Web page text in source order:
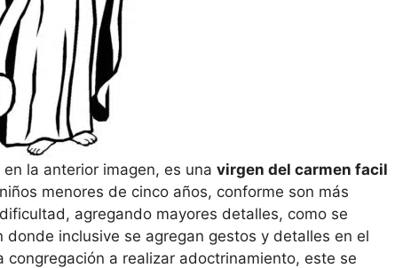
la anterior imagen, es una virgen del carmen facil
menores de cinco años, conforme son más
agregando mayores detalles, como se
inclusive se agregan gestos y detalles en el
a realizar adoctrinamiento, este se